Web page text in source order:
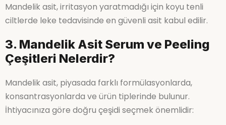
Mandelik asit, irritasyon yaratmadığı için koyu tenli
ciltlerde leke tedavisinde en güvenli asit kabul edilir.
3. Mandelik Asit Serum ve Peeling
Çeşitleri Nelerdir?
Mandelik asit, piyasada farklı formülasyonlarda,
konsantrasyonlarda ve ürün tiplerinde bulunur.
İhtiyacınıza göre doğru çeşidi seçmek önemlidir: